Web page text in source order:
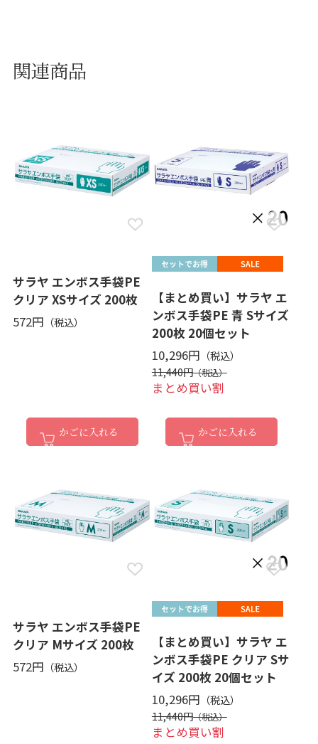
関連商品
サラヤ エンボス手袋PE
クリア XSサイズ 200枚
572円
かごに入れる
【まとめ買い】サラヤ エ
ンボス手袋PE 青 Sサイズ
200枚 20個セット
10,296円
11,440円
まとめ買い割
かごに入れる
サラヤ エンボス手袋PE
クリア Mサイズ 200枚
572円
【まとめ買い】サラヤ エ
ンボス手袋PE クリア Sサ
イズ 200枚 20個セット
10,296円
11,440円
まとめ買い割